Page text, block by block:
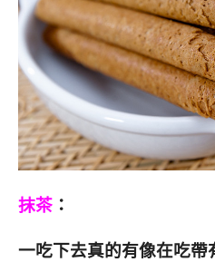
抹茶 ：
一吃下去真的有像在吃帶